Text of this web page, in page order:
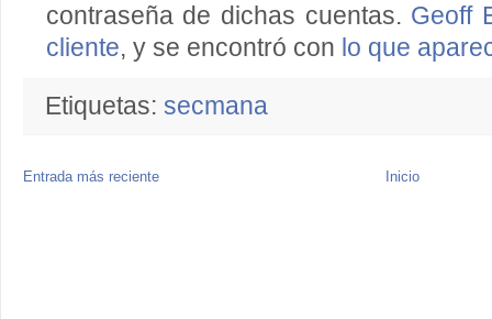
contraseña de dichas cuentas. Geoff
cliente, y se encontró con lo que
Etiquetas: secmana
Entrada más reciente Inicio